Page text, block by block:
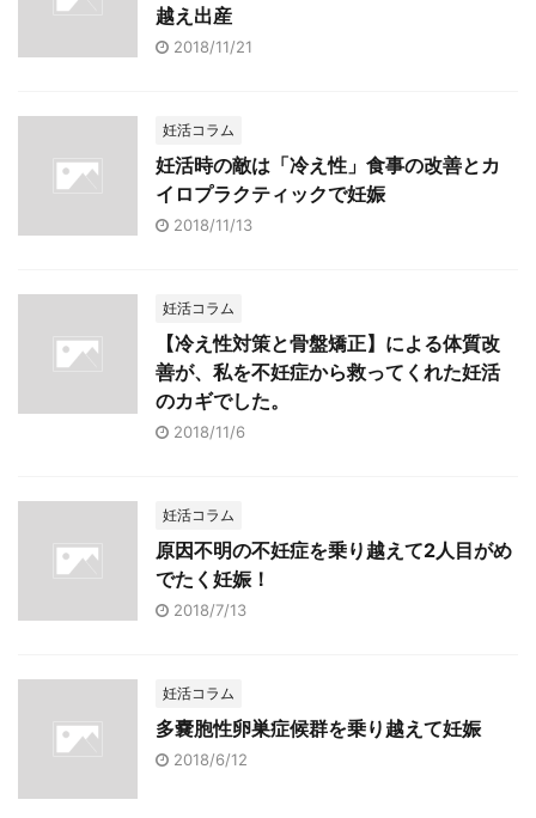
越え出産
2018/11/21
妊活コラム
妊活時の敵は「冷え性」食事の改善とカ
イロプラクティックで妊娠
2018/11/13
妊活コラム
【冷え性対策と骨盤矯正】による体質改
善が、私を不妊症から救ってくれた妊活
のカギでした。
2018/11/6
妊活コラム
原因不明の不妊症を乗り越えて2人目がめ
でたく妊娠！
2018/7/13
妊活コラム
多嚢胞性卵巣症候群を乗り越えて妊娠
2018/6/12